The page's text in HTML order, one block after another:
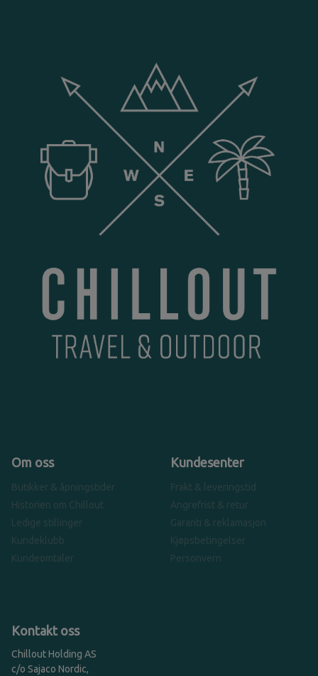
Om oss
Butikker & åpningstider
Historien om Chillout
Ledige stillinger
Kundeklubb
Kundeomtaler
Kundesenter
Frakt & leveringstid
Angrefrist & retur
Garanti & reklamasjon
Kjøpsbetingelser
Personvern
Kontakt oss
Chillout Holding AS
c/o Sajaco Nordic,